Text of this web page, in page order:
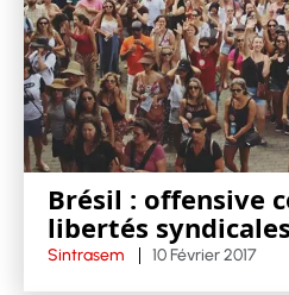
Brésil : offensive
libertés
Sintrasem 10 Février 2017